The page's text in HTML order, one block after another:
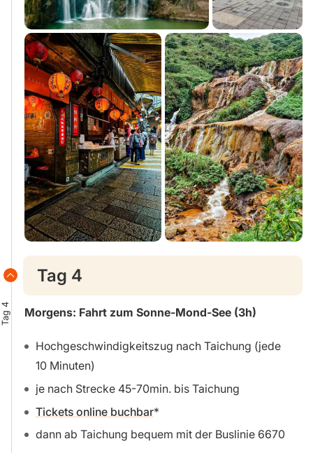
Tag 4
Tag 4
Morgens: Fahrt zum Sonne-Mond-See (3h)
Hochgeschwindigkeitszug nach Taichung (jede
10 Minuten)
je nach Strecke 45-70min. bis Taichung
Tickets online buchbar
dann ab Taichung bequem mit der Buslinie 6670